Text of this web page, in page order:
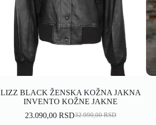
LIZZ BLACK ŽENSKA KOŽNA JAKNA
INVENTO KOŽNE JAKNE
32.990,00RSD
23.090,00RSD